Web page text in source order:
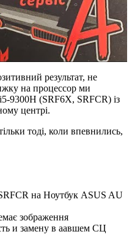
результат, не
на процессор ми
9300H (SRF6X, SRFCR) із
центрі.
тоді, коли впевнились,
на Ноутбук ASUS AU
зображення
и замену в аавшем СЦ